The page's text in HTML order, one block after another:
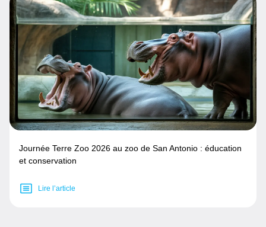
Journée Terre Zoo 2026 au zoo de San Antonio : éducation
et conservation
Lire l’article